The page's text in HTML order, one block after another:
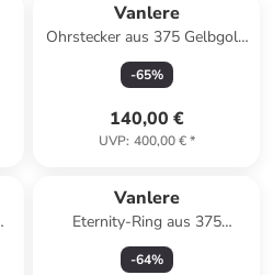
Vanlere
Ohrstecker aus 375 Gelbgold
mit Zirkonia
-65%
140,00 €
UVP: 400,00 €*
Vanlere
Eternity-Ring aus 375
Gelbgold mit Zirkonia
-64%